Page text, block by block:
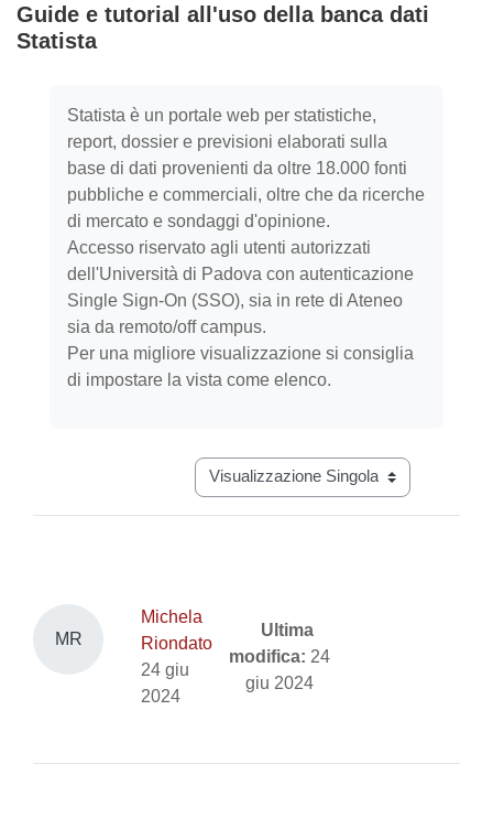
Guide e tutorial all'uso della banca dati
Statista
Statista è un portale web per statistiche,
report, dossier e previsioni elaborati sulla
base di dati provenienti da oltre 18.000 fonti
pubbliche e commerciali, oltre che da ricerche
di mercato e sondaggi d'opinione.
Accesso riservato agli utenti autorizzati
dell'Università di Padova con autenticazione
Single Sign-On (SSO), sia in rete di Ateneo
sia da remoto/off campus.
Per una migliore visualizzazione si consiglia
di impostare la vista come elenco.
Navigazione terziaria modalità
MR
Michela
Riondato
24 giu
2024
Ultima
modifica: 24
giu 2024